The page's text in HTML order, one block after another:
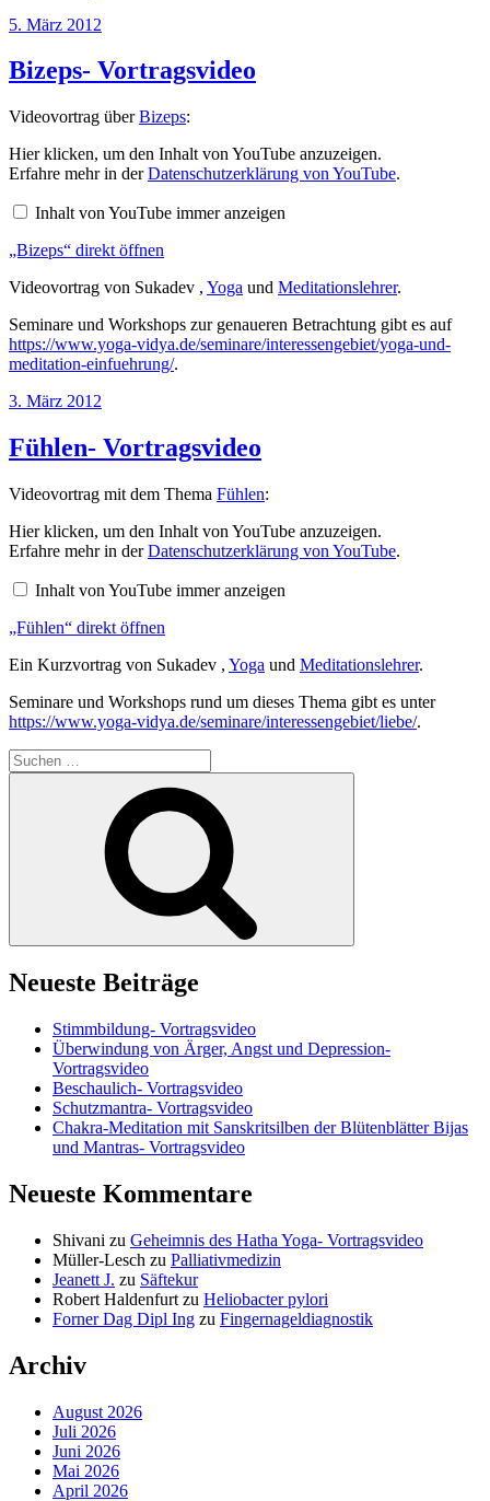
Veröffentlicht
5. März 2012
Bizeps- Vortragsvideo
Videovortrag überBizeps:
„Bizeps“
von
YouTube
anzeigen
Hier klicken, um den Inhalt von YouTube anzuzeigen.
Erfahre mehr in derDatenschutzerklärung von YouTube.
Inhalt von YouTube immer anzeigen
„Bizeps“ direkt öffnen
Videovortrag von Sukadev , Yoga und Meditationslehrer.
Seminare und Workshops zur genaueren Betrachtung gibt es auf
https://www.yoga-vidya.de/seminare/interessengebiet/yoga-und-
meditation-einfuehrung/.
Veröffentlicht
3. März 2012
Fühlen- Vortragsvideo
Videovortrag mit dem Thema Fühlen:
„Fühlen“
von
YouTube
anzeigen
Hier klicken, um den Inhalt von YouTube anzuzeigen.
Erfahre mehr in derDatenschutzerklärung von YouTube.
Inhalt von YouTube immer anzeigen
„Fühlen“ direkt öffnen
Ein Kurzvortrag von Sukadev , Yoga und Meditationslehrer.
Seminare und Workshops rund um dieses Thema gibt es unter
https://www.yoga-vidya.de/seminare/interessengebiet/liebe/.
Suchen
nach:
Neueste Beiträge
Stimmbildung- Vortragsvideo
Überwindung von Ärger, Angst und Depression-
Vortragsvideo
Beschaulich- Vortragsvideo
Schutzmantra- Vortragsvideo
Chakra-Meditation mit Sanskritsilben der Blütenblätter Bijas
und Mantras- Vortragsvideo
Neueste Kommentare
Shivani zu Geheimnis des Hatha Yoga- Vortragsvideo
Müller-Lesch zu Palliativmedizin
Jeanett J. zu Säftekur
Robert Haldenfurt zu Heliobacter pylori
Forner Dag Dipl Ing zu Fingernageldiagnostik
Archiv
August 2026
Juli 2026
Juni 2026
Mai 2026
April 2026